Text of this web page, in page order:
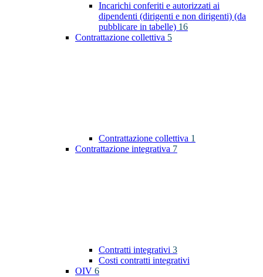
Incarichi conferiti e autorizzati ai
dipendenti (dirigenti e non dirigenti) (da
pubblicare in tabelle) 16
Contrattazione collettiva 5
Contrattazione collettiva 1
Contrattazione integrativa 7
Contratti integrativi 3
Costi contratti integrativi
OIV 6